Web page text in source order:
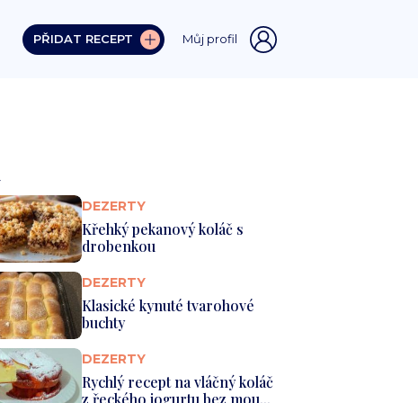
PŘIDAT RECEPT Můj profil
DEZERTY
Křehký pekanový koláč s
drobenkou
DEZERTY
Klasické kynuté tvarohové
buchty
DEZERTY
Rychlý recept na vláčný koláč
z řeckého jogurtu bez mou...